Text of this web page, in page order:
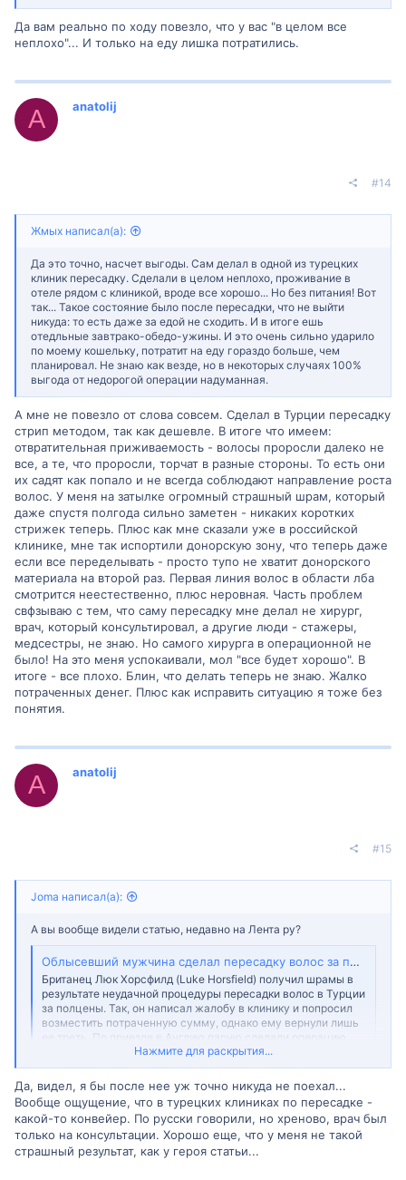
Да вам реально по ходу повезло, что у вас "в целом все
неплохо"... И только на еду лишка потратились.
A anatolij
#14
Жмых написал(а):
Да это точно, насчет выгоды. Сам делал в одной из турецких
клиник пересадку. Сделали в целом неплохо, проживание в
отеле рядом с клиникой, вроде все хорошо... Но без питания! Вот
так... Такое состояние было после пересадки, что не выйти
никуда: то есть даже за едой не сходить. И в итоге ешь
отедльные завтрако-обедо-ужины. И это очень сильно ударило
по моему кошельку, потратит на еду гораздо больше, чем
планировал. Не знаю как везде, но в некоторых случаях 100%
выгода от недорогой операции надуманная.
А мне не повезло от слова совсем. Сделал в Турции пересадку
стрип методом, так как дешевле. В итоге что имеем:
отвратительная приживаемость - волосы проросли далеко не
все, а те, что проросли, торчат в разные стороны. То есть они
их садят как попало и не всегда соблюдают направление роста
волос. У меня на затылке огромный страшный шрам, который
даже спустя полгода сильно заметен - никаких коротких
стрижек теперь. Плюс как мне сказали уже в российской
клинике, мне так испортили донорскую зону, что теперь даже
если все переделывать - просто тупо не хватит донорского
материала на второй раз. Первая линия волос в области лба
смотрится неестественно, плюс неровная. Часть проблем
свфзываю с тем, что саму пересадку мне делал не хирург,
врач, который консультировал, а другие люди - стажеры,
медсестры, не знаю. Но самого хирурга в операционной не
было! На это меня успокаивали, мол "все будет хорошо". В
итоге - все плохо. Блин, что делать теперь не знаю. Жалко
потраченных денег. Плюс как исправить ситуацию я тоже без
понятия.
A anatolij
#15
Joma написал(а):
А вы вообще видели статью, недавно на Лента ру?
Облысевший мужчина сделал пересадку волос за полцены и пожалел об этом
Британец Люк Хорсфилд (Luke Horsfield) получил шрамы в
результате неудачной процедуры пересадки волос в Турции
за полцены. Так, он написал жалобу в клинику и попросил
возместить потраченную сумму, однако ему вернули лишь
ее треть. По приезде в Англию парню сделали операцию
бесплатно в клинике...
m.lenta.ru
Как мужик пересадку в Турции сделал, а у него вообще ни фига
не выросло и кроме шрамов - больше ничего? Вот мне кажется,
в большиснтве случаев так и есть... Просто о плохих
результатах далеко не всегда люди пишут (яб не написал, мне
бы стыдно было - хотел потратить меньше денег, и остался с
Нажмите для раскрытия...
Да, видел, я бы после нее уж точно никуда не поехал...
Вообще ощущение, что в турецких клиниках по пересадке -
какой-то конвейер. По русски говорили, но хреново, врач был
только на консультации. Хорошо еще, что у меня не такой
страшный результат, как у героя статьи...